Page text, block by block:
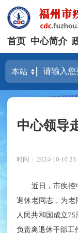
首页 中心简介
中心领导
时间： 2024-10-10
近日，市疾控中
退休老同志，为
人民共和国成立
负责离退休干部工